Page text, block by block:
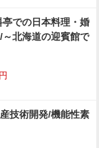
での日本料理・婚
北海道の迎賓館で
技術開発/機能性素